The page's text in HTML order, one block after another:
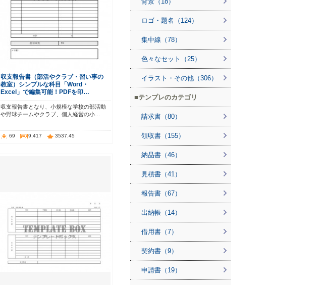
収支報告書（部活やクラブ・習い事の
教室）シンプルな科目「Word・
Excel」で編集可能！PDFを印…
収支報告書となり、小規模な学校の部活動
や野球チームやクラブ、個人経営の小…
69 9,417 3537.45
ロゴ・題名（124）
集中線（78）
色々なセット（25）
イラスト・その他（306）
テンプレのカテゴリ
請求書（80）
領収書（155）
納品書（46）
見積書（41）
報告書（67）
出納帳（14）
借用書（7）
契約書（9）
申請書（19）